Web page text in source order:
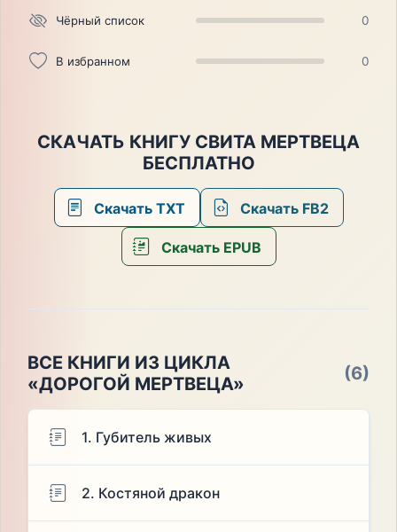
Чёрный список 0
В избранном 0
СКАЧАТЬ КНИГУ СВИТА МЕРТВЕЦА
БЕСПЛАТНО
Скачать TXT Скачать FB2
Скачать EPUB
ВСЕ КНИГИ ИЗ ЦИКЛА
«ДОРОГОЙ МЕРТВЕЦА»
(6)
1. Губитель живых
2. Костяной дракон